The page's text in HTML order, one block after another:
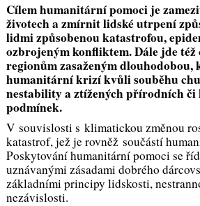
Cílem humanitární pomoci je
životech a zmírnit lidské utrpení
lidmi způsobenou katastrofou,
ozbrojeným konfliktem. Dále jde též
regionům zasaženým dlouhodobou,
humanitární krizí kvůli souběhu
nestability a ztížených přírodních
podmínek.
V souvislosti s klimatickou změnou
katastrof, jež je rovněž součástí
Poskytování humanitární pomoci se
uznávanými zásadami dobrého
základními principy lidskosti,
nezávislosti.